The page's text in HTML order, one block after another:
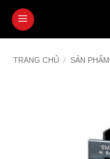
qua
dungTRANG CHỦ / SẢN PHẨM